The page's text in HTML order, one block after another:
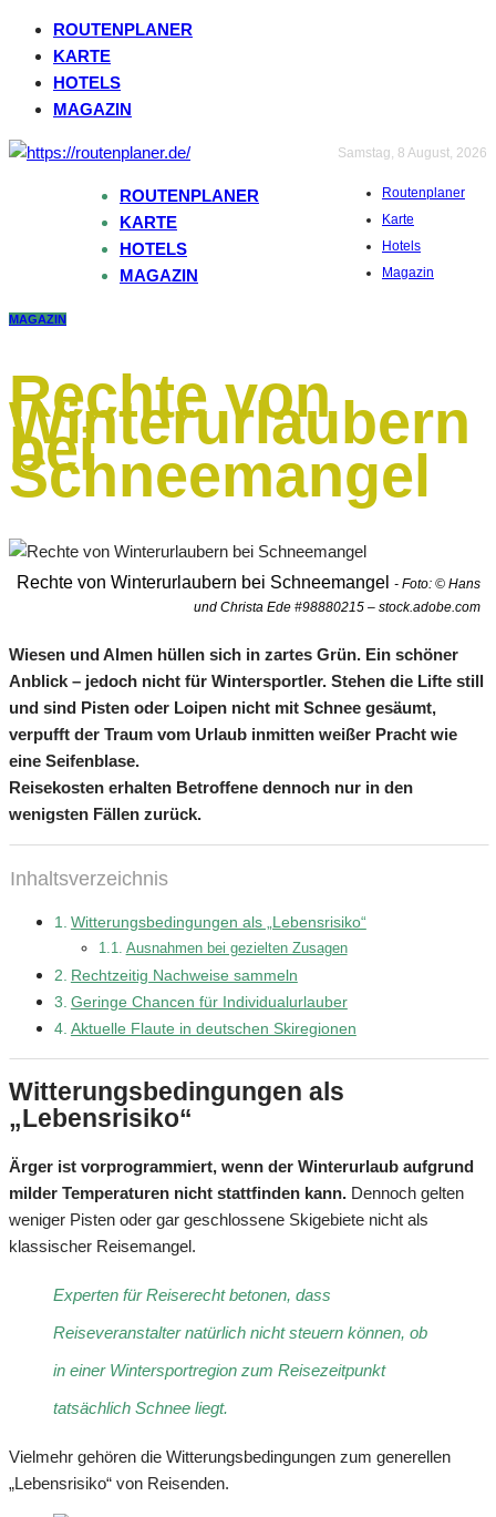
ROUTENPLANER
KARTE
HOTELS
MAGAZIN
Samstag, 8 August, 2026
Routenplaner
Karte
Hotels
Magazin
ROUTENPLANER
KARTE
HOTELS
MAGAZIN
MAGAZIN
Rechte von
Winterurlaubern
bei
Schneemangel
Rechte von Winterurlaubern bei Schneemangel - Foto: © Hans
und Christa Ede #98880215 – stock.adobe.com
Wiesen und Almen hüllen sich in zartes Grün. Ein schöner
Anblick – jedoch nicht für Wintersportler. Stehen die Lifte still
und sind Pisten oder Loipen nicht mit Schnee gesäumt,
verpufft der Traum vom Urlaub inmitten weißer Pracht wie
eine Seifenblase.
Reisekosten erhalten Betroffene dennoch nur in den
wenigsten Fällen zurück.
Inhaltsverzeichnis
Witterungsbedingungen als „Lebensrisiko“
Ausnahmen bei gezielten Zusagen
Rechtzeitig Nachweise sammeln
Geringe Chancen für Individualurlauber
Aktuelle Flaute in deutschen Skiregionen
Witterungsbedingungen als
„Lebensrisiko“
Ärger ist vorprogrammiert, wenn der Winterurlaub aufgrund
milder Temperaturen nicht stattfinden kann. Dennoch gelten
weniger Pisten oder gar geschlossene Skigebiete nicht als
klassischer Reisemangel.
Experten für Reiserecht betonen, dass
Reiseveranstalter natürlich nicht steuern können, ob
in einer Wintersportregion zum Reisezeitpunkt
tatsächlich Schnee liegt.
Vielmehr gehören die Witterungsbedingungen zum generellen
„Lebensrisiko“ von Reisenden.